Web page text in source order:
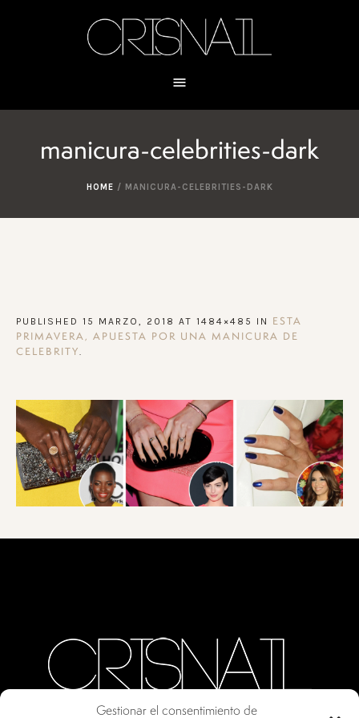
Gestionar el consentimiento de
manicura-celebrities-dark
HOME / MANICURA-CELEBRITIES-DARK
PUBLISHED 15 MARZO, 2018 AT 1484×485 IN
ESTA
PRIMAVERA, APUESTA POR UNA MANICURA DE
CELEBRITY.